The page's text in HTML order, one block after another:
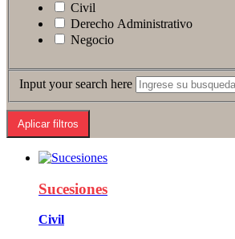
Civil
Derecho Administrativo
Negocio
Input your search here
Sucesiones
Civil